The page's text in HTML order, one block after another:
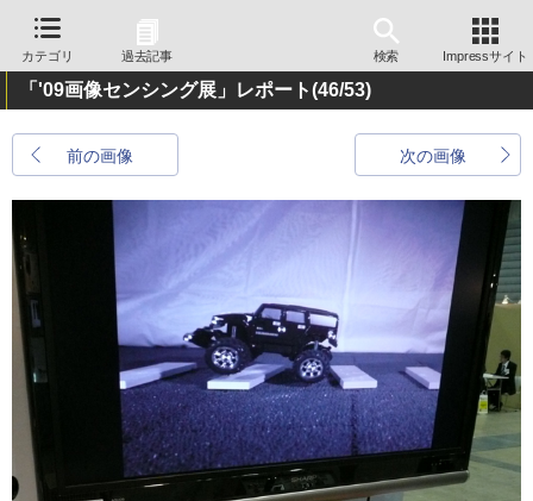
カテゴリ 過去記事 検索 Impressサイト
「'09画像センシング展」レポート(46/53)
前の画像 次の画像